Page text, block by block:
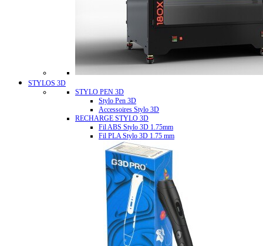
STYLOS 3D
STYLO PEN 3D
Stylo Pen 3D
Accessoires Stylo 3D
RECHARGE STYLO 3D
Fil ABS Stylo 3D 1.75mm
Fil PLA Stylo 3D 1.75 mm